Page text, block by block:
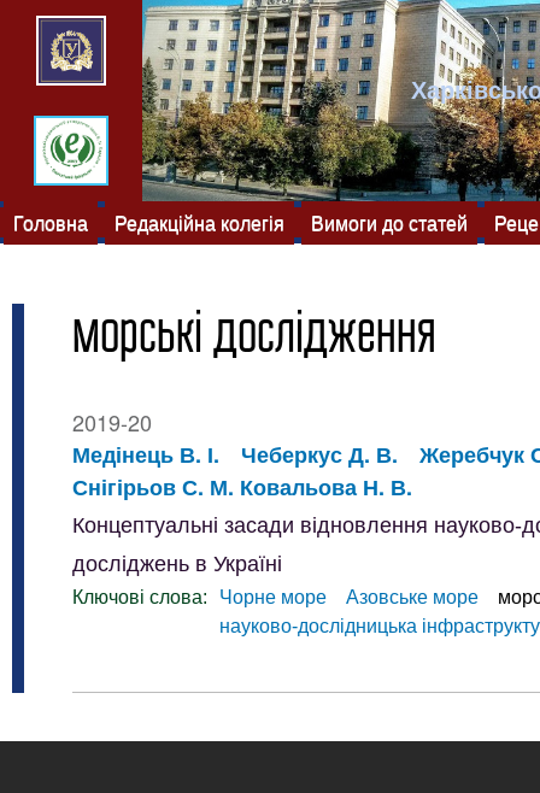
Головна Редакційна колегія Вимоги до статей
морські дослідження
2019-20
Медінець В. І.
Чеберкус Д. В.
Жеребчук
Снігірьов С. М. Ковальова Н. В.
Концептуальні засади відновлення науково-
досліджень в Україні
Ключові слова: Чорне море Азовське море
науково-дослідницька